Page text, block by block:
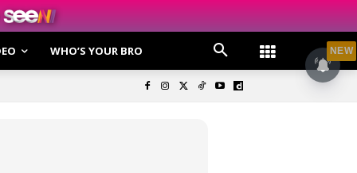
Privasi
WHO’S YOUR BRO NEW